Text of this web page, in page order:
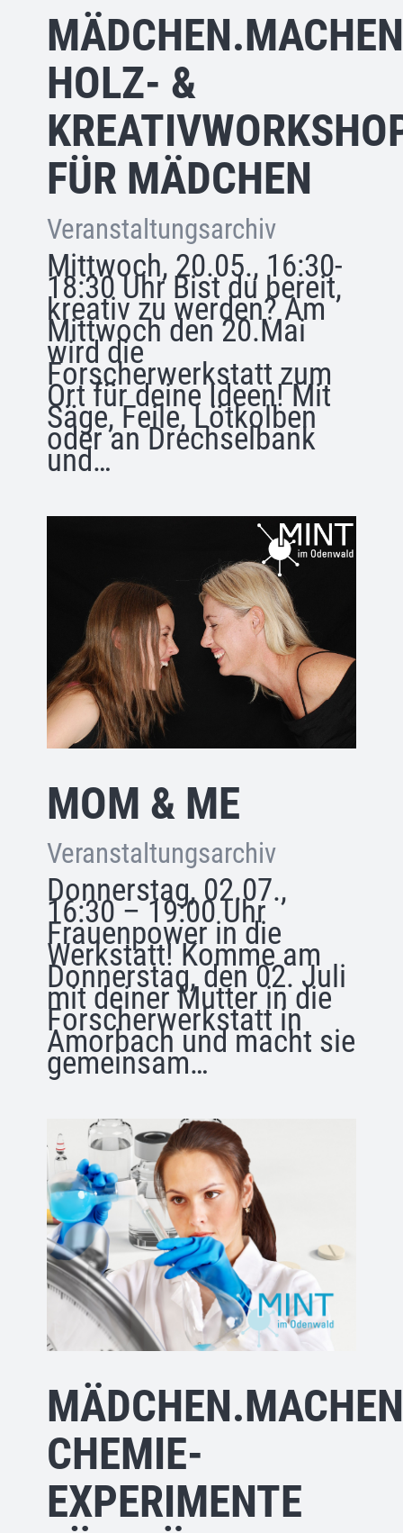
HOLZ- &
FÜR MÄDCHEN
Veranstaltungsarchiv
Mittwoch, 20.05., 16:30-
18:30 Uhr Bist du bereit,
kreativ zu werden? Am
Mittwoch den 20.Mai
wird die
Forscherwerkstatt zum
Ort für deine Ideen! Mit
Säge, Feile, Lötkolben
oder an Drechselbank
und…
MOM & ME
Veranstaltungsarchiv
Donnerstag, 02.07.,
16:30 – 19:00 Uhr
Frauenpower in die
Werkstatt! Komme am
Donnerstag, den 02. Juli
mit deiner Mutter in die
Forscherwerkstatt in
Amorbach und macht sie
gemeinsam…
CHEMIE-
EXPERIMENTE